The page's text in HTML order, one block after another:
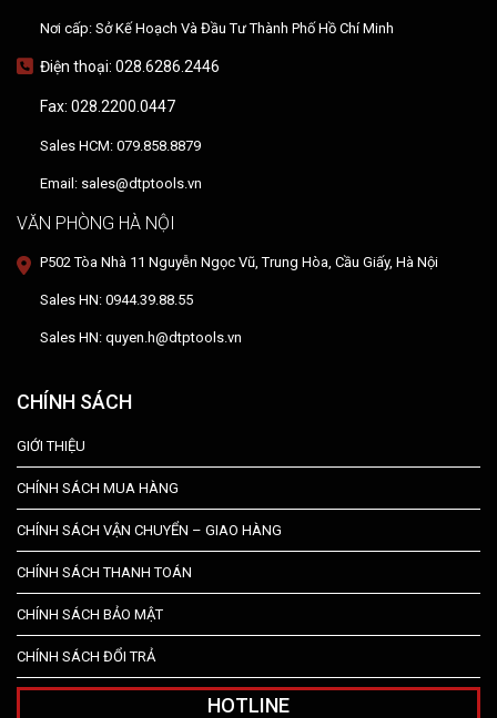
Nơi cấp: Sở Kế Hoạch Và Đầu Tư Thành Phố Hồ Chí Minh
Điện thoại: 028.6286.2446
Fax: 028.2200.0447
Sales HCM: 079.858.8879
Email: sales@dtptools.vn
VĂN PHÒNG HÀ NỘI
P502 Tòa Nhà 11 Nguyễn Ngọc Vũ, Trung Hòa, Cầu Giấy, Hà Nội
Sales HN: 0944.39.88.55
Sales HN: quyen.h@dtptools.vn
CHÍNH SÁCH
GIỚI THIỆU
CHÍNH SÁCH MUA HÀNG
CHÍNH SÁCH VẬN CHUYỂN – GIAO HÀNG
CHÍNH SÁCH THANH TOÁN
CHÍNH SÁCH BẢO MẬT
CHÍNH SÁCH ĐỔI TRẢ
HOTLINE